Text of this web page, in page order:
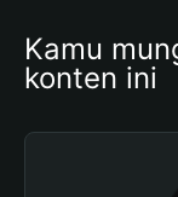
Kamu
konten ini